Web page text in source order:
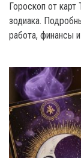
Гороскоп от карт
зодиака.
работа, финансы